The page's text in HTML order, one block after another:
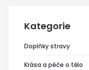
Kategorie
Doplňky stravy
Krása a péče o tělo